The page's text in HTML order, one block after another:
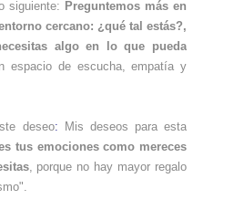
siguiente: Preguntemos más en
cercano: ¿qué tal estás?,
algo en lo que pueda
espacio de escucha, empatía y
deseo:
Mis deseos para esta
tus emociones como mereces
, porque no hay mayor regalo